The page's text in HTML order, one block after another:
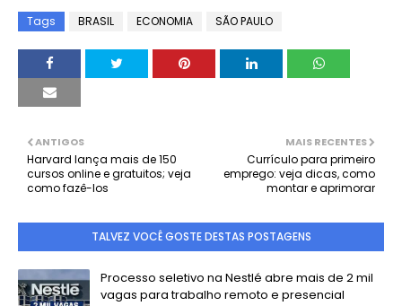
Tags BRASIL ECONOMIA SÃO PAULO
MAIS RECENTES
Currículo para primeiro
emprego: veja dicas, como
montar e aprimorar
ANTIGOS
Harvard lança mais de 150
cursos online e gratuitos; veja
como fazê-los
TALVEZ VOCÊ GOSTE DESTAS POSTAGENS
Processo seletivo na Nestlé abre mais de 2 mil
vagas para trabalho remoto e presencial